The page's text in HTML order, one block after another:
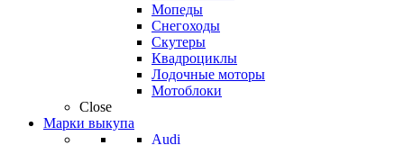
Мопеды
Снегоходы
Скутеры
Квадроциклы
Лодочные моторы
Мотоблоки
Close
Марки выкупа
Audi